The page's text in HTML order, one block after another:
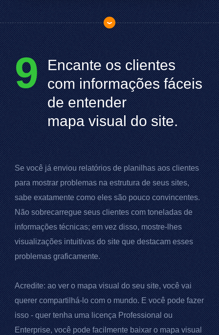
9 Encante os clientes
com informações fáceis
de entender
mapa visual do site.
Se você já enviou relatórios de planilhas aos clientes
para mostrar problemas na estrutura de seus sites,
sabe exatamente como eles são pouco convincentes.
Não sobrecarregue seus clientes com toneladas de
informações técnicas; em vez disso, mostre-lhes
visualizações intuitivas do site que destacam esses
problemas graficamente.
Acredite: ao ver o mapa visual do seu site, você vai
querer compartilhá-lo com o mundo. E você pode fazer
isso - quer tenha uma licença Professional ou
Enterprise, você pode facilmente baixar o mapa visual